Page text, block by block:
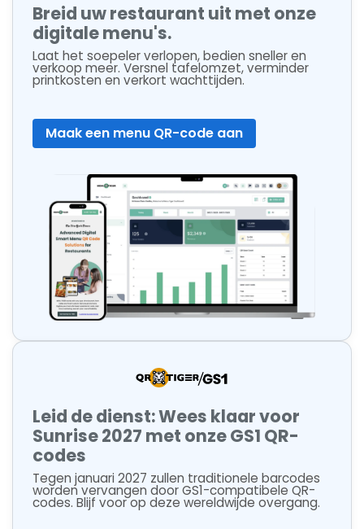
Breid uw restaurant uit met onze
digitale menu's.
Laat het soepeler verlopen, bedien sneller en
verkoop meer. Versnel tafelomzet, verminder
printkosten en verkort wachttijden.
Maak een menu QR-code aan
Leid de dienst: Wees klaar voor
Sunrise 2027 met onze GS1 QR-
codes
Tegen januari 2027 zullen traditionele barcodes
worden vervangen door GS1-compatibele QR-
codes. Blijf voor op deze wereldwijde overgang.